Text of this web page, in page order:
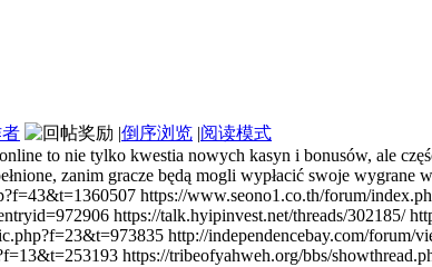
|倒序浏览 |阅读模式
to nie tylko kwestia nowych kasyn i bonusów, ale
zanim gracze będą mogli wypłacić swoje wygrane
https://www.seono1.co.th/forum/
https://talk.hyipinvest.net/threads/302185/
http://independencebay.com/
https://tribeofyahweh.org/bbs/